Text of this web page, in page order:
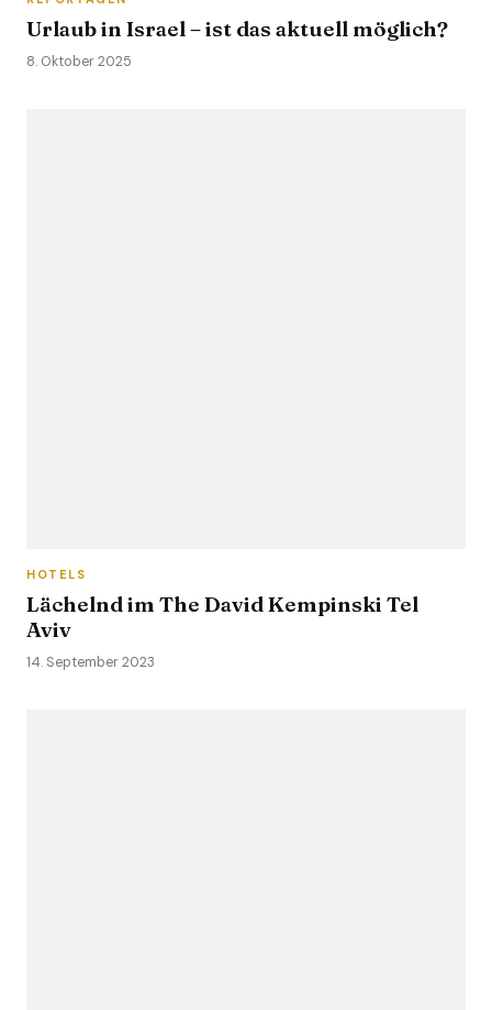
Urlaub in Israel – ist das aktuell möglich?
8. Oktober 2025
HOTELS
Lächelnd im The David Kempinski Tel
Aviv
14. September 2023